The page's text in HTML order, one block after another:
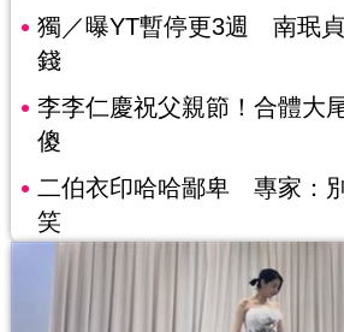
獨／曝YT暫停更3週 南珉
錢
李李仁慶祝父親節！合體大
傻
二伯衣印哈哈鄙卑 專家：
笑